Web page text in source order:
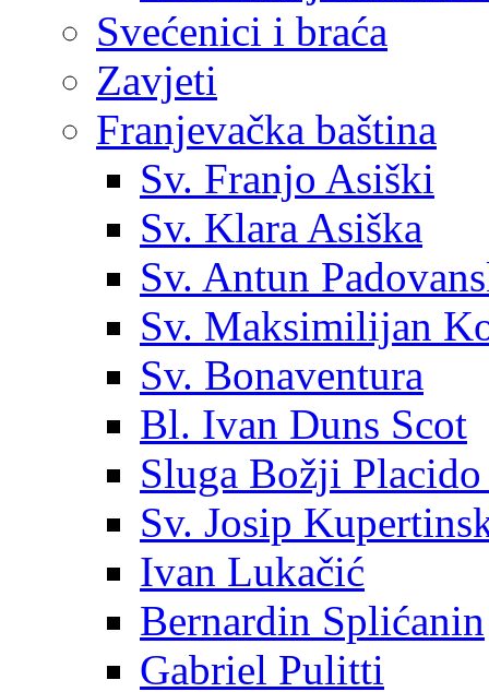
Svećenici i braća
Zavjeti
Franjevačka baština
Sv. Franjo Asiški
Sv. Klara Asiška
Sv. Antun
Sv. Maksimilijan
Sv. Bonaventura
Bl. Ivan Duns Scot
Sluga Božji Placido
Sv. Josip
Ivan Lukačić
Bernardin Splićanin
Gabriel Pulitti